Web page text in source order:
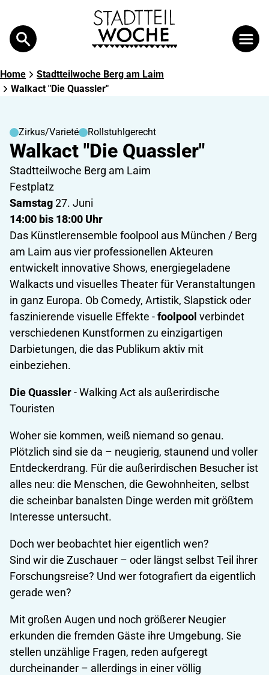
Search
Home
Stadtteilwoche Berg am Laim
Walkact "Die Quassler"
Zirkus/Varieté Rollstuhlgerecht
Walkact "Die Quassler"
Stadtteilwoche Berg am Laim
Festplatz
Samstag27. Juni
14:00 bis 18:00 Uhr
Das Künstlerensemble foolpool aus München / Berg
am Laim aus vier professionellen Akteuren
entwickelt innovative Shows, energiegeladene
Walkacts und visuelles Theater für Veranstaltungen
in ganz Europa. Ob Comedy, Artistik, Slapstick oder
faszinierende visuelle Effekte -foolpool verbindet
verschiedenen Kunstformen zu einzigartigen
Darbietungen, die das Publikum aktiv mit
einbeziehen.
Die Quassler- Walking Act als außerirdische
Touristen
Woher sie kommen, weiß niemand so genau.
Plötzlich sind sie da – neugierig, staunend und voller
Entdeckerdrang. Für die außerirdischen Besucher ist
alles neu: die Menschen, die Gewohnheiten, selbst
die scheinbar banalsten Dinge werden mit größtem
Interesse untersucht.
Doch wer beobachtet hier eigentlich wen?
Sind wir die Zuschauer – oder längst selbst Teil ihrer
Forschungsreise? Und wer fotografiert da eigentlich
gerade wen?
Mit großen Augen und noch größerer Neugier
erkunden die fremden Gäste ihre Umgebung. Sie
stellen unzählige Fragen, reden aufgeregt
durcheinander – allerdings in einer völlig